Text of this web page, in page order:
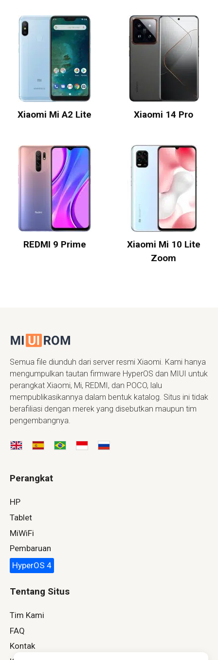
Xiaomi Mi A2 Lite Xiaomi 14 Pro
REDMI 9 Prime
Xiaomi Mi 10 Lite
Zoom
Semua file diunduh dari server resmi Xiaomi. Kami hanya
mengumpulkan tautan firmware HyperOS dan MIUI untuk
perangkat Xiaomi, Mi, REDMI, dan POCO, lalu
mempublikasikannya dalam bentuk katalog. Situs ini tidak
berafiliasi dengan merek yang disebutkan maupun tim
pengembangnya.
Perangkat
HP
Tablet
MiWiFi
Pembaruan
HyperOS 4
Tentang Situs
Tim Kami
FAQ
Kontak